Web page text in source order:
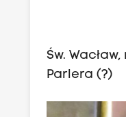
Św.
Parlera (?)